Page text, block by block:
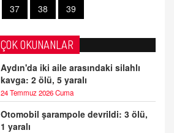
37 38 39
ÇOK OKUNANLAR
Aydın'da iki aile arasındaki silahlı
kavga: 2 ölü, 5 yaralı
24 Temmuz 2026 Cuma
Otomobil şarampole devrildi: 3 ölü,
1 yaralı